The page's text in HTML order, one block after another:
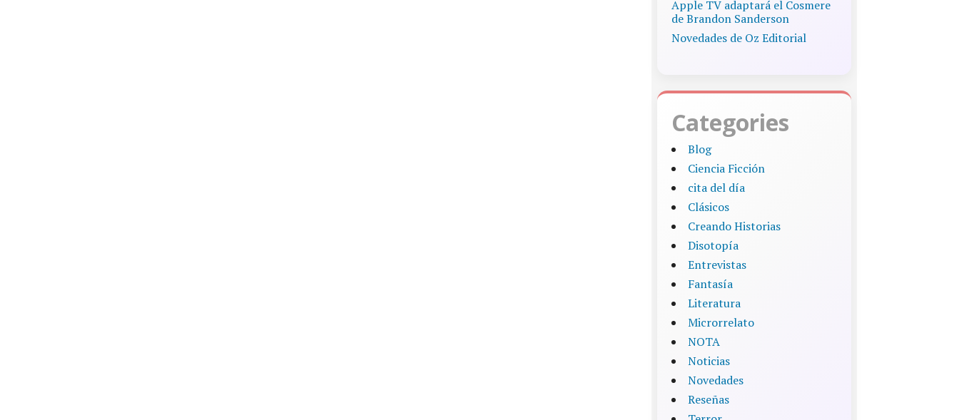
Apple TV adaptará el Cosmere
de Brandon Sanderson
Novedades de Oz Editorial
Categories
Blog
Ciencia Ficción
cita del día
Clásicos
Creando Historias
Disotopía
Entrevistas
Fantasía
Literatura
Microrrelato
NOTA
Noticias
Novedades
Reseñas